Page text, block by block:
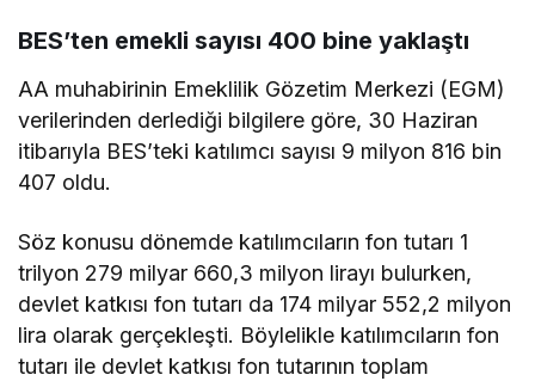
mi?
BES’ten emekli sayısı 400 bine yaklaştı
AA muhabirinin Emeklilik Gözetim Merkezi (EGM)
verilerinden derlediği bilgilere göre, 30 Haziran
itibarıyla BES’teki katılımcı sayısı 9 milyon 816 bin
407 oldu.
Söz konusu dönemde katılımcıların fon tutarı 1
trilyon 279 milyar 660,3 milyon lirayı bulurken,
devlet katkısı fon tutarı da 174 milyar 552,2 milyon
lira olarak gerçekleşti. Böylelikle katılımcıların fon
tutarı ile devlet katkısı fon tutarının toplam